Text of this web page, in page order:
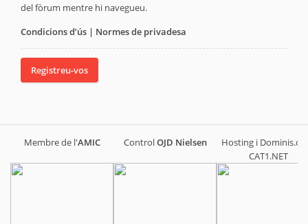
del fòrum mentre hi navegueu.
Condicions d’ús | Normes de privadesa
Registreu-vos
Membre de l'AMIC ControlOJD Nielsen
Hosting i
CAT1.NET